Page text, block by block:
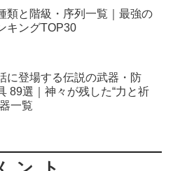
類と階級・序列一覧｜最強の
キングTOP30
に登場する伝説の武器・防
89選｜神々が残した“力と祈
一覧